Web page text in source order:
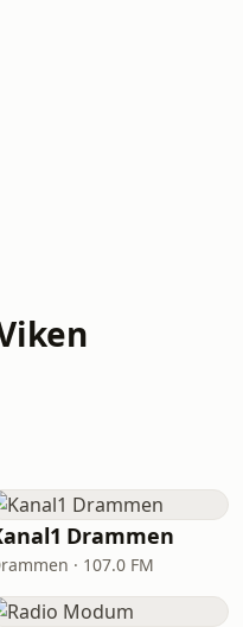
Drammen
· 107.0 FM